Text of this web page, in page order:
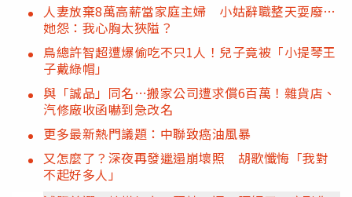
人妻放棄8萬高薪當家庭主婦 小姑辭職整天耍廢…
她怨：我心胸太狹隘？
鳥總許智超遭爆偷吃不只1人！兒子竟被「小提琴王
子戴綠帽」
與「誠品」同名…搬家公司遭求償6百萬！雜貨店、
汽修廠收函嚇到急改名
更多最新熱門議題：中聯致癌油風暴
又怎麼了？深夜再發邋遢崩壞照 胡歌懺悔「我對
不起好多人」